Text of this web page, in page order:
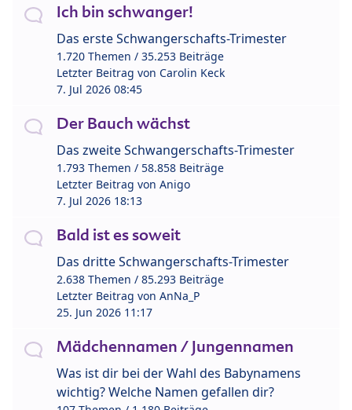
Ich bin schwanger!
Das erste Schwangerschafts-Trimester
1.720 Themen / 35.253 Beiträge
Letzter Beitrag von Carolin Keck
7. Jul 2026 08:45
Der Bauch wächst
Das zweite Schwangerschafts-Trimester
1.793 Themen / 58.858 Beiträge
Letzter Beitrag von Anigo
7. Jul 2026 18:13
Bald ist es soweit
Das dritte Schwangerschafts-Trimester
2.638 Themen / 85.293 Beiträge
Letzter Beitrag von AnNa_P
25. Jun 2026 11:17
Mädchennamen / Jungennamen
Was ist dir bei der Wahl des Babynamens
wichtig? Welche Namen gefallen dir?